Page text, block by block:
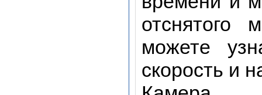
отснятого
можете
скорость и